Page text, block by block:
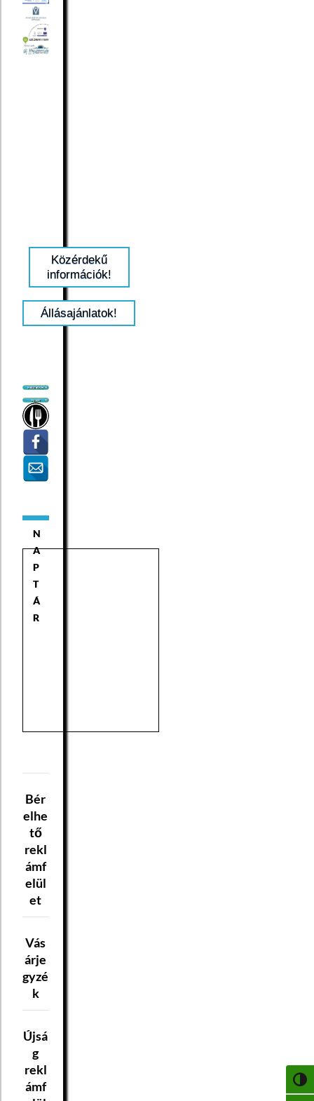
Közérdekű
információk!
Állásajánlatok!
N
A
P
T
Á
R
Bér
elhe
tő
rekl
ámf
elül
et
Vás
árje
gyzé
k
Újsá
g
rekl
ámf